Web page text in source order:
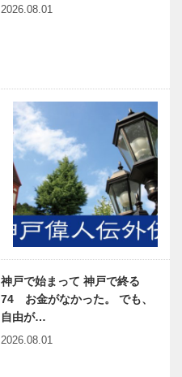
2026.08.01
神戸で始まって 神戸で終る
74 お金がなかった。 でも、
自由が…
2026.08.01